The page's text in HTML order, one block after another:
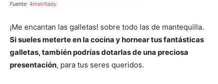
Fuente: 4men1lady
¡Me encantan las galletas! sobre todo las de mantequilla.
Si sueles meterte en la cocina y hornear tus fantásticas
galletas, también podrías dotarlas de una preciosa
presentación, para tus seres queridos.